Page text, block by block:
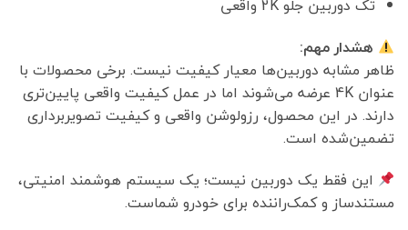
تک دوربین جلو 2K واقعی
هشدار مهم:
ظاهر مشابه دوربین‌ها معیار کیفیت نیست. برخی محصولات با
عنوان 4K عرضه می‌شوند اما در عمل کیفیت واقعی پایین‌تری
دارند. در این محصول، رزولوشن واقعی و کیفیت تصویربرداری
تضمین‌شده است.
این فقط یک دوربین نیست؛ یک سیستم هوشمند امنیتی،
مستندساز و کمک‌راننده برای خودرو شماست.